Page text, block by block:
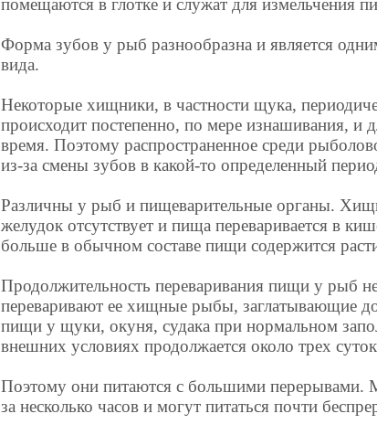
Форма зубов у рыб разнообразна и является
вида.
Некоторые хищники, в частности щука,
происходит постепенно, по мере изнашивания, и
время. Поэтому распространенное среди
из-за смены зубов в какой-то определенный
Различны у рыб и пищеварительные органы.
желудок отсутствует и пища переваривается в
больше в обычном составе пищи содержится
Продолжительность переваривания пищи у рыб
переваривают ее хищные рыбы, заглатывающие
пищи у щуки, окуня, судака при нормальном
внешних условиях продолжается около трех
Поэтому они питаются с большими
за несколько часов и могут питаться почти